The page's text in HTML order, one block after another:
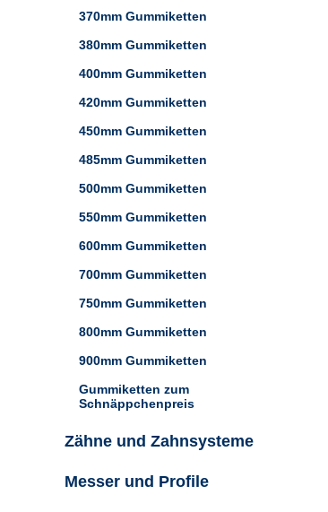
370mm Gummiketten
380mm Gummiketten
400mm Gummiketten
420mm Gummiketten
450mm Gummiketten
485mm Gummiketten
500mm Gummiketten
550mm Gummiketten
600mm Gummiketten
700mm Gummiketten
750mm Gummiketten
800mm Gummiketten
900mm Gummiketten
Gummiketten zum
Schnäppchenpreis
Zähne und Zahnsysteme
Messer und Profile